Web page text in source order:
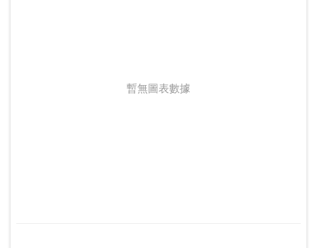
暫無圖表數據